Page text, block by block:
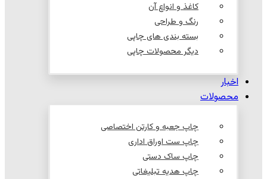
کاغذ و انواع آن
رنگ و طراحی
بسته بندی های چاپی
دیگر محصولات چاپی
اخبار
محصولات
چاپ جعبه و کارتن اختصاصی
چاپ ست اوراق اداری
چاپ ساک دستی
چاپ هدیه تبلیغاتی